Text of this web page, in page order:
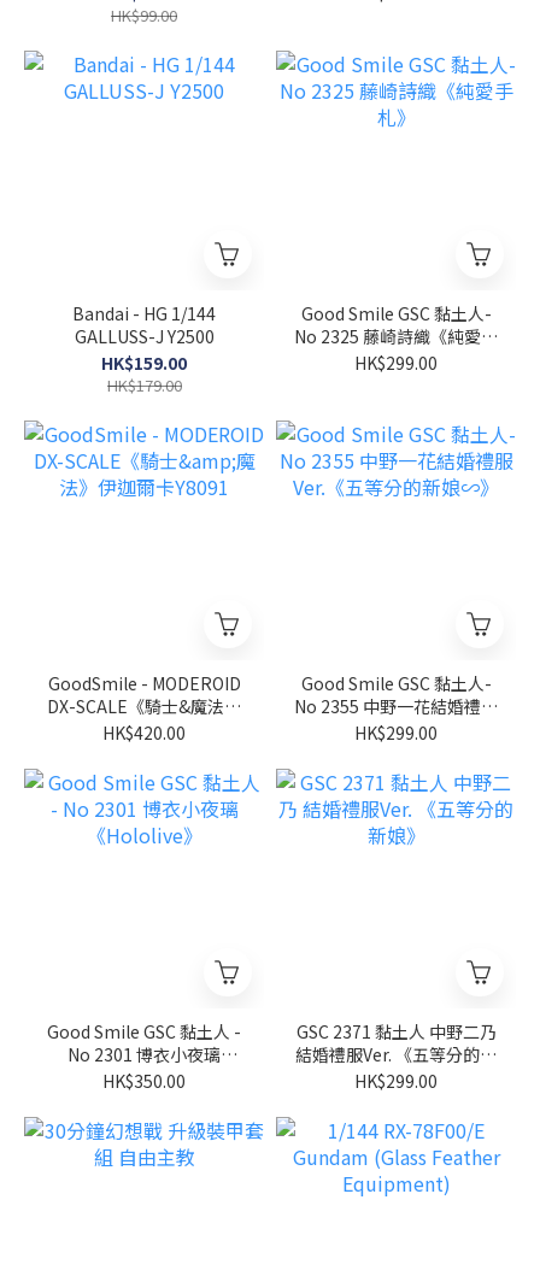
HK$99.00
Bandai - HG 1/144
GALLUSS-J Y2500
HK$159.00
HK$179.00
Good Smile GSC 黏土人-
No 2325 藤崎詩織《純愛手
札》
HK$299.00
GoodSmile - MODEROID
DX-SCALE《騎士&魔法》
伊迦爾卡Y8091
HK$420.00
Good Smile GSC 黏土人-
No 2355 中野一花結婚禮服
Ver.《五等分的新娘∽》
HK$299.00
Good Smile GSC 黏土人 -
No 2301 博衣小夜璃
《Hololive》
HK$350.00
GSC 2371 黏土人 中野二乃
結婚禮服Ver. 《五等分的新
娘》
HK$299.00